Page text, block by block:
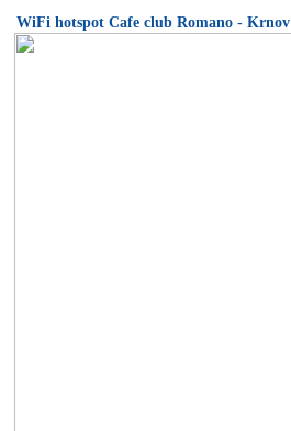
WiFi hotspot Cafe club Romano - Krnov